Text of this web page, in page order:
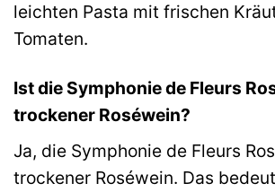
leichten Pasta mit frischen
Tomaten.
Ist die Symphonie de Fleurs
trockener Roséwein?
Ja, die Symphonie de Fleurs
trockener Roséwein. Das